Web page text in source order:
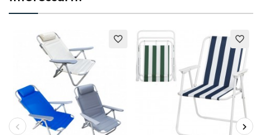
favorite_border favorite_border